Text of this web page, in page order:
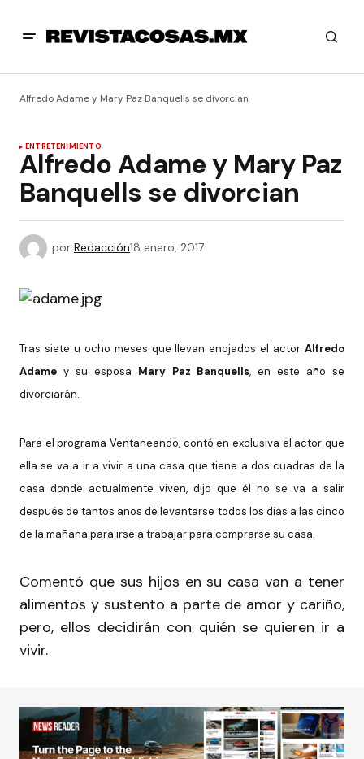
Alfredo Adame y Mary Paz Banquells se divorcian
ENTRETENIMIENTO
Alfredo Adame y Mary Paz
Banquells se divorcian
por Redacción18 enero, 2017
Tras siete u ocho meses que llevan enojados el actor Alfredo
Adame y su esposa Mary Paz Banquells, en este año se
divorciarán.
Para el programa Ventaneando, contó en exclusiva el actor que
ella se va a ir a vivir a una casa que tiene a dos cuadras de la
casa donde actualmente viven, dijo que él no se va a salir
después de tantos años de levantarse todos los días a las cinco
de la mañana para irse a trabajar para comprarse su casa.
Comentó que sus hijos en su casa van a tener
alimentos y sustento a parte de amor y cariño,
pero, ellos decidirán con quién se quieren ir a
vivir.